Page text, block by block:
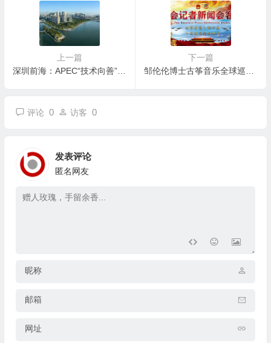
上一篇
深圳前海：APEC“技术向善”国际研讨会8日启幕，亚太17个经济体代表共议负责任数字未来
下一篇
评论 0 访客 0
发表评论
匿名网友
昵称
邮箱
网址